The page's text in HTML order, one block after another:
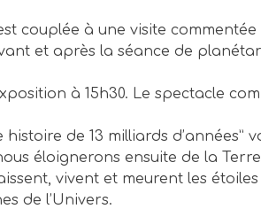
couplée à une visite
et après la séance de
à 15h30. Le spectacle
histoire de 13 milliards
éloignerons ensuite de la
vivent et meurent les
de l’Univers.